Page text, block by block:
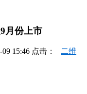
月份上市
09 15:46 点击： 二维